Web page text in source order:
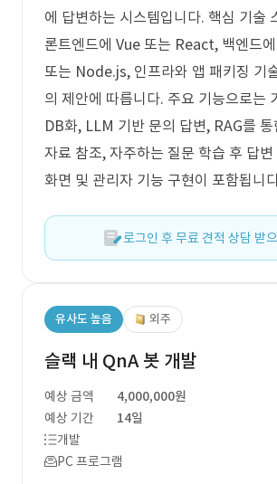
에 답변하는 시스템입니다. 핵심 기술
론트엔드에 Vue 또는 React, 백엔드
또는 Node.js, 인프라와 앱 패키징 기
의 제안에 따릅니다. 주요 기능으로는
DB화, LLM 기반 문의 답변, RAG를
자료 참조, 자주하는 질문 학습 후 답
화면 및 관리자 기능 구현이 포함됩니
로그인 후 무료 견적 상담 받
유사도 높음 외주
슬랙 내 QnA 봇 개발
예상 금액
4,000,000원
예상 기간
14일
개발
PC 프로그램